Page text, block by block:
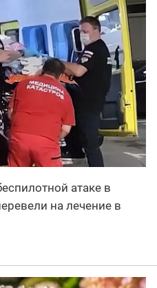
атаке в
на лечение в